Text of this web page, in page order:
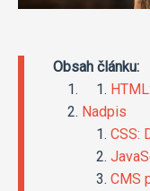
Obsah článku:
Nadpis
CSS:
CMS